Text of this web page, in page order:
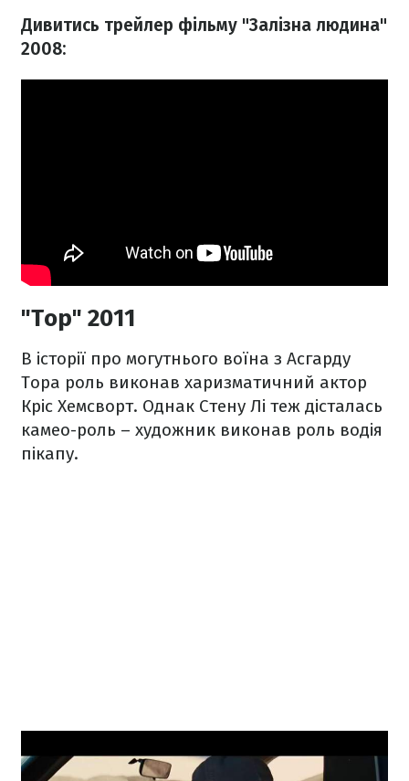
Дивитись трейлер фільму "Залізна людина"
2008:
"Тор" 2011
В історії про могутнього воїна з Асгарду
Тора роль виконав харизматичний актор
Кріс Хемсворт. Однак Стену Лі теж дісталась
камео-роль – художник виконав роль водія
пікапу.